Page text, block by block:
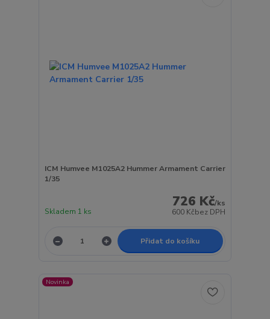
ICM Humvee M1025A2 Hummer Armament Carrier
1/35
726 Kč/ks
600 Kčbez DPH
Skladem 1 ks
Přidat do košíku
Novinka